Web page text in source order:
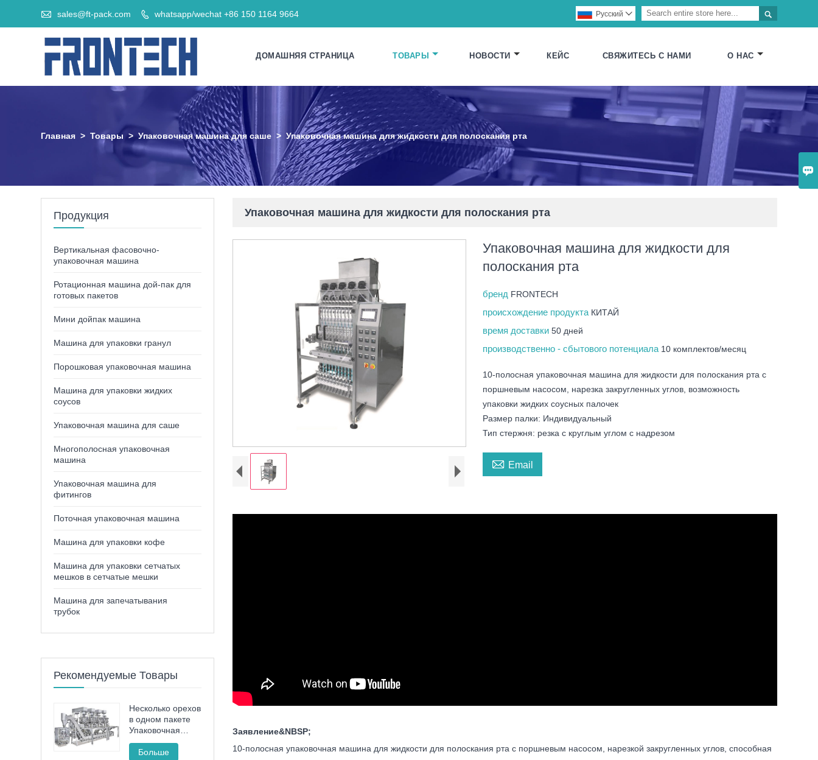

 sales@ft-pack.com  whatsapp/wechat +86 150 1164 9664 
Pусский 
ДОМАШНЯЯ СТРАНИЦА ТОВАРЫ НОВОСТИ КЕЙС СВЯЖИТЕСЬ С НАМИ О НАС
Главная > Товары > Упаковочная машина для саше > Упаковочная машина для жидкости для полоскания рта
Упаковочная машина для жидкости для полоскания рта
Упаковочная машина для жидкости для
полоскания рта
бренд FRONTECH
происхождение продукта КИТАЙ
время доставки50 дней
производственно - сбытового потенциала 10 комплектов/месяц
10-полосная упаковочная машина для жидкости для полоскания рта с
поршневым насосом, нарезка закругленных углов, возможность
упаковки жидких соусных палочек
Размер палки: Индивидуальный
Тип стержня: резка с круглым углом с надрезом
 Email
Заявление&NBSP;
10-полосная упаковочная машина для жидкости для полоскания рта с поршневым насосом, нарезкой закругленных углов, способная
Продукция
Вертикальная фасовочно-
упаковочная машина
Ротационная машина дой-пак для
готовых пакетов
Мини дойпак машина
Машина для упаковки гранул
Порошковая упаковочная машина
Машина для упаковки жидких
соусов
Упаковочная машина для саше
Многополосная упаковочная
машина
Упаковочная машина для
фитингов
Поточная упаковочная машина
Машина для упаковки кофе
Машина для упаковки сетчатых
мешков в сетчатые мешки
Машина для запечатывания
трубок
Рекомендуемые Товары
Несколько орехов
в одном пакете
Упаковочная
машина
Больше